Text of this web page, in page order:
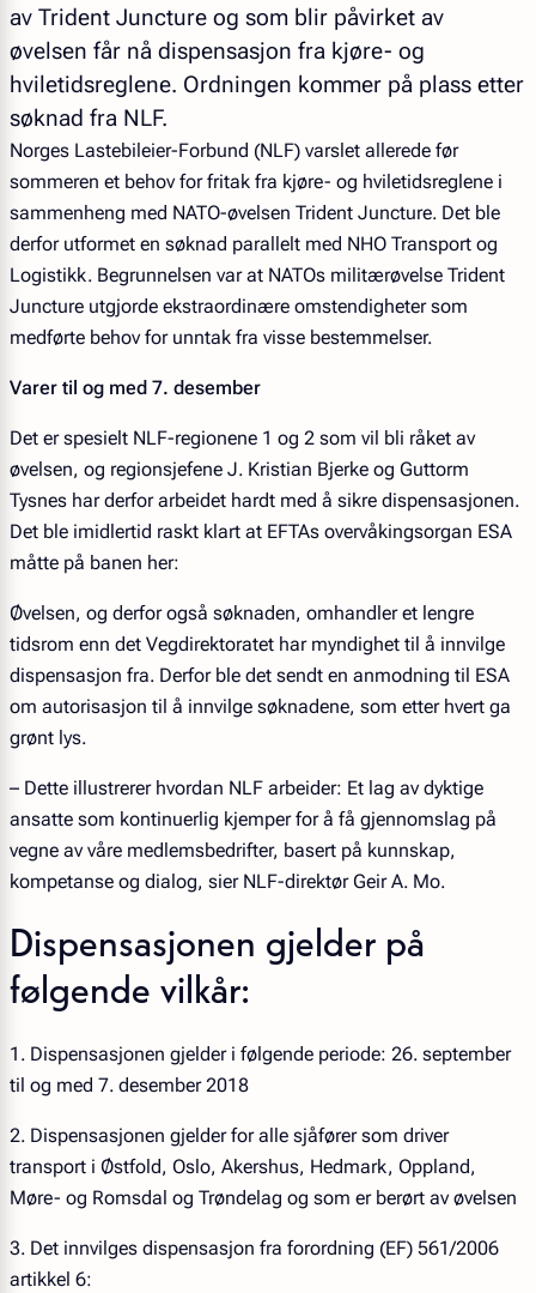
av Trident Juncture og som blir påvirket av
øvelsen får nå dispensasjon fra kjøre- og
hviletidsreglene. Ordningen kommer på plass etter
søknad fra NLF.
Norges Lastebileier-Forbund (NLF) varslet allerede før
sommeren et behov for fritak fra kjøre- og hviletidsreglene i
sammenheng med NATO-øvelsen Trident Juncture. Det ble
derfor utformet en søknad parallelt med NHO Transport og
Logistikk. Begrunnelsen var at NATOs militærøvelse Trident
Juncture utgjorde ekstraordinære omstendigheter som
medførte behov for unntak fra visse bestemmelser.
Varer til og med 7. desember
Det er spesielt NLF-regionene 1 og 2 som vil bli råket av
øvelsen, og regionsjefene J. Kristian Bjerke og Guttorm
Tysnes har derfor arbeidet hardt med å sikre dispensasjonen.
Det ble imidlertid raskt klart at EFTAs overvåkingsorgan ESA
måtte på banen her:
Øvelsen, og derfor også søknaden, omhandler et lengre
tidsrom enn det Vegdirektoratet har myndighet til å innvilge
dispensasjon fra. Derfor ble det sendt en anmodning til ESA
om autorisasjon til å innvilge søknadene, som etter hvert ga
grønt lys.
– Dette illustrerer hvordan NLF arbeider: Et lag av dyktige
ansatte som kontinuerlig kjemper for å få gjennomslag på
vegne av våre medlemsbedrifter, basert på kunnskap,
kompetanse og dialog, sier NLF-direktør Geir A. Mo.
Dispensasjonen gjelder på
følgende vilkår:
1. Dispensasjonen gjelder i følgende periode: 26. september
til og med 7. desember 2018
2. Dispensasjonen gjelder for alle sjåfører som driver
transport i Østfold, Oslo, Akershus, Hedmark, Oppland,
Møre- og Romsdal og Trøndelag og som er berørt av øvelsen
3. Det innvilges dispensasjon fra forordning (EF) 561/2006
artikkel 6: